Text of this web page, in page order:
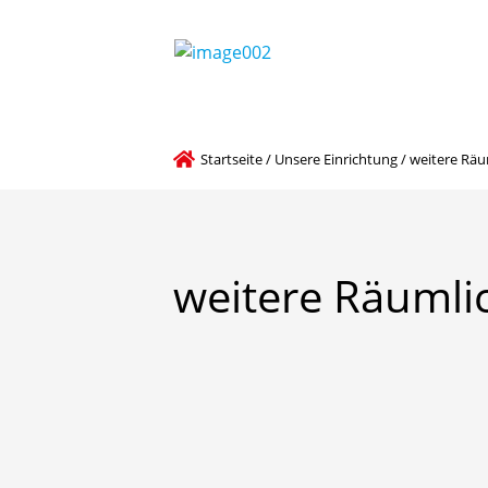
Startseite/ Unsere Einrichtung/weitere
weitere